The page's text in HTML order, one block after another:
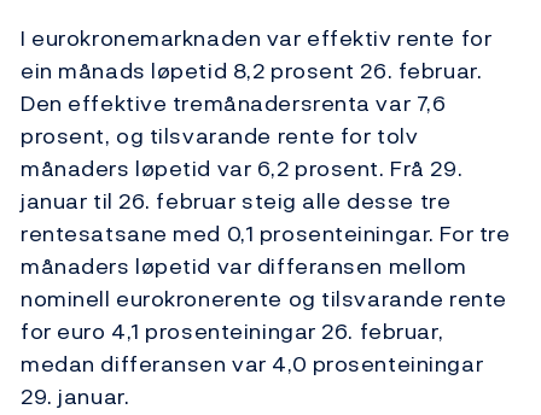
I eurokronemarknaden var effektiv rente for
ein månads løpetid 8,2 prosent 26. februar.
Den effektive tremånadersrenta var 7,6
prosent, og tilsvarande rente for tolv
månaders løpetid var 6,2 prosent. Frå 29.
januar til 26. februar steig alle desse tre
rentesatsane med 0,1 prosenteiningar. For tre
månaders løpetid var differansen mellom
nominell eurokronerente og tilsvarande rente
for euro 4,1 prosenteiningar 26. februar,
medan differansen var 4,0 prosenteiningar
29. januar.